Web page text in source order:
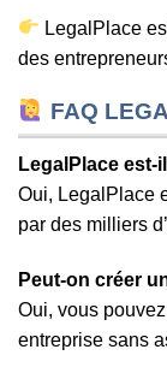
LegalPlace
des
FAQ
LegalPlace est-
Oui, LegalPlace
par des milliers
Peut-on créer
Oui, vous
entreprise sans